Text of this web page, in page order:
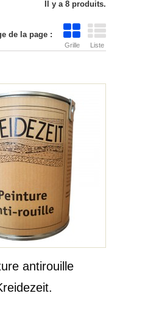
de
du aller
50 km
Très bons produits, rien
NATHALIE M
09/07/2026
Il y a 8 produits.
de la page :
Grille Liste
antirouille